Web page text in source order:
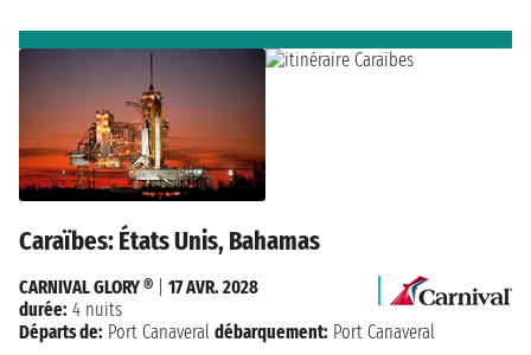
Caraïbes: États Unis, Bahamas
CARNIVAL GLORY ®
17 AVR. 2028
durée: 4 nuits
Départs de: Port Canaveral débarquement: Port Canaveral